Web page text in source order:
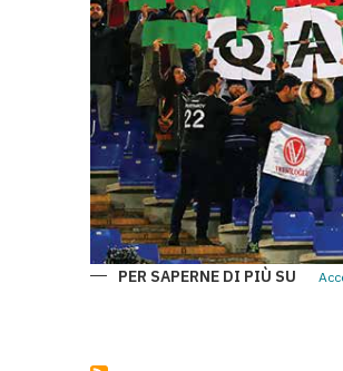
PER SAPERNE DI PIÙ SU